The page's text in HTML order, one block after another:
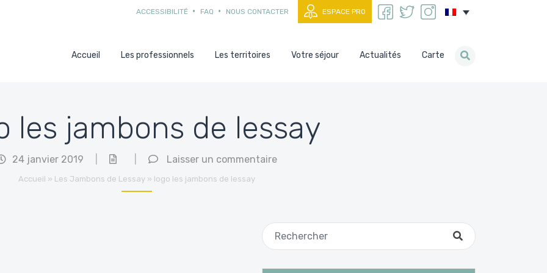
ACCESSIBILITÉ FAQ NOUS CONTACTER ESPACE PRO
Accueil Les professionnels Les territoires Votre séjour Actualités Carte
les jambons de lessay
24 janvier 2019 Laisser un commentaire
Accueil » Les Jambons de Lessay » logo les jambons de lessay